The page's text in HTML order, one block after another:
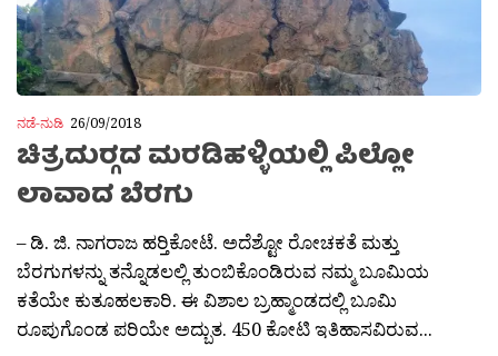
ನಡೆ-ನುಡಿ 26/09/2018
ಚಿತ್ರದುರ‍್ಗದ ಮರಡಿಹಳ್ಳಿಯಲ್ಲಿ ಪಿಲ್ಲೋ
ಲಾವಾದ ಬೆರಗು
– ಡಿ. ಜಿ. ನಾಗರಾಜ ಹರ‍್ತಿಕೋಟೆ. ಅದೆಶ್ಟೋ ರೋಚಕತೆ ಮತ್ತು
ಬೆರಗುಗಳನ್ನು ತನ್ನೊಡಲಲ್ಲಿ ತುಂಬಿಕೊಂಡಿರುವ ನಮ್ಮ ಬೂಮಿಯ
ಕತೆಯೇ ಕುತೂಹಲಕಾರಿ. ಈ ವಿಶಾಲ ಬ್ರಹ್ಮಾಂಡದಲ್ಲಿ ಬೂಮಿ
ರೂಪುಗೊಂಡ ಪರಿಯೇ ಅದ್ಬುತ. 450 ಕೋಟಿ ಇತಿಹಾಸವಿರುವ...